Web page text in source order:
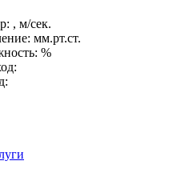
, м/сек.
мм.рт.ст.
%